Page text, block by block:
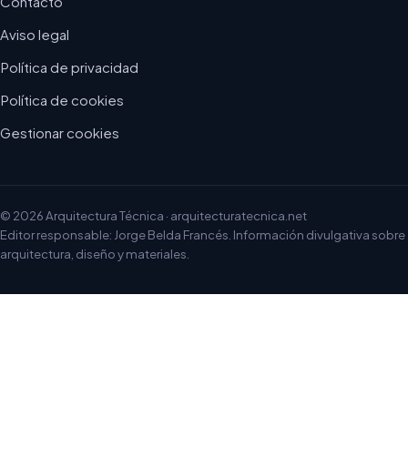
Aviso legal
Política de privacidad
Política de cookies
Gestionar cookies
© 2026 Arquitectura Técnica · arquitecturatecnica.net
Editor responsable: Jorge Belda Francés. Información divulgativa sobre
arquitectura, diseño y materiales.